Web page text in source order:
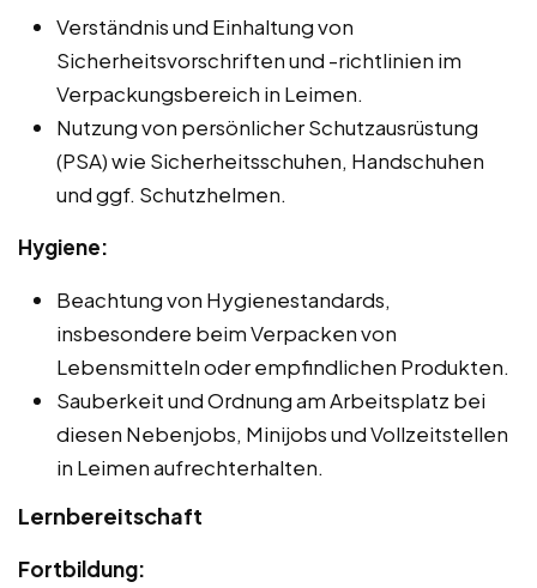
Verständnis und Einhaltung von
Sicherheitsvorschriften und -richtlinien im
Verpackungsbereich in Leimen.
Nutzung von persönlicher Schutzausrüstung
(PSA) wie Sicherheitsschuhen, Handschuhen
und ggf. Schutzhelmen.
Hygiene:
Beachtung von Hygienestandards,
insbesondere beim Verpacken von
Lebensmitteln oder empfindlichen Produkten.
Sauberkeit und Ordnung am Arbeitsplatz bei
diesen Nebenjobs, Minijobs und Vollzeitstellen
in Leimen aufrechterhalten.
Lernbereitschaft
Fortbildung: